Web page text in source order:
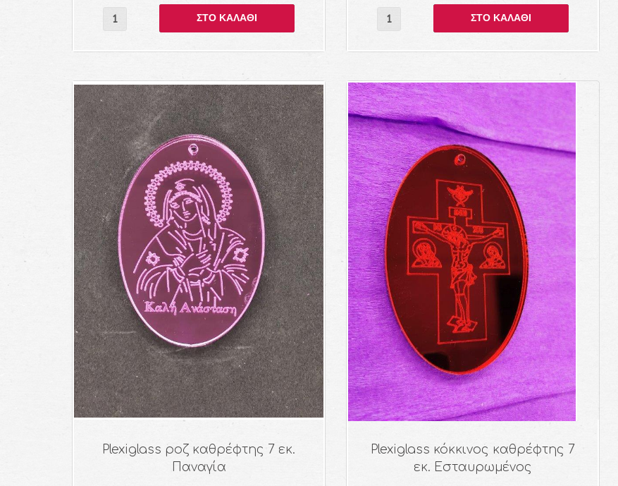
Plexiglass ροζ καθρέφτης 7 εκ.
Παναγία
Plexiglass κόκκινος καθρέφτης 7
εκ. Εσταυρωμένος